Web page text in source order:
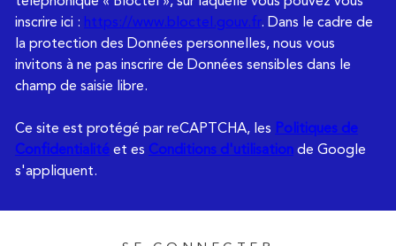
inscrire ici : https://www.bloctel.gouv.fr. Dans le cadre de
la protection des Données personnelles, nous vous
invitons à ne pas inscrire de Données sensibles dans le
champ de saisie libre.
Ce site est protégé par reCAPTCHA, les Politiques de
Confidentialité et es Conditions d'utilisation de Google
s'appliquent.